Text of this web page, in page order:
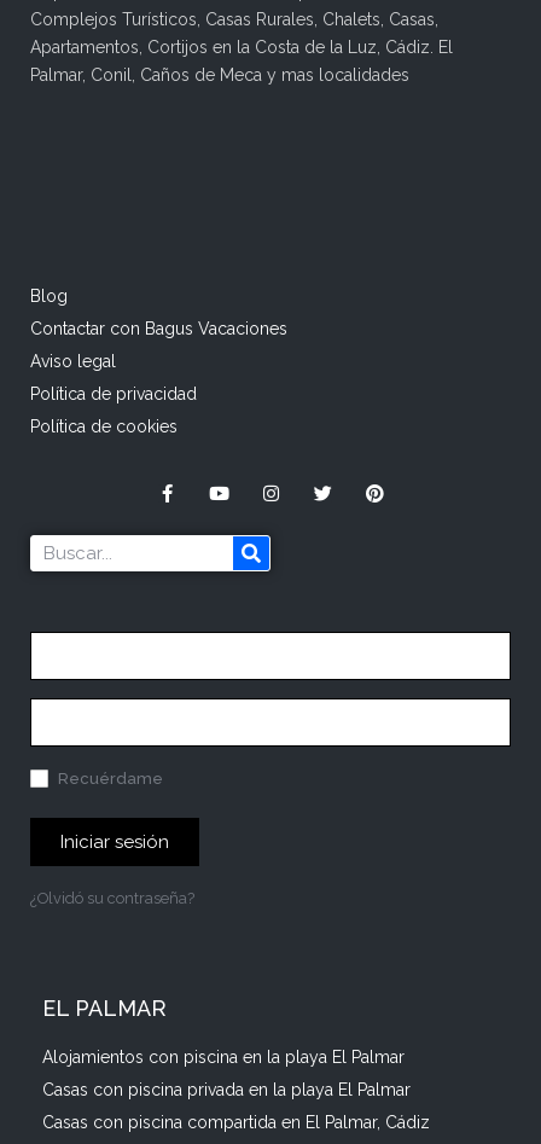
Complejos Turísticos, Casas Rurales, Chalets, Casas,
Apartamentos, Cortijos en la Costa de la Luz, Cádiz. El
Palmar, Conil, Caños de Meca y mas localidades
Blog
Contactar con Bagus Vacaciones
Aviso legal
Política de privacidad
Política de cookies
Recuérdame
Iniciar sesión
¿Olvidó su contraseña?
EL PALMAR
Alojamientos con piscina en la playa El Palmar
Casas con piscina privada en la playa El Palmar
Casas con piscina compartida en El Palmar, Cádiz